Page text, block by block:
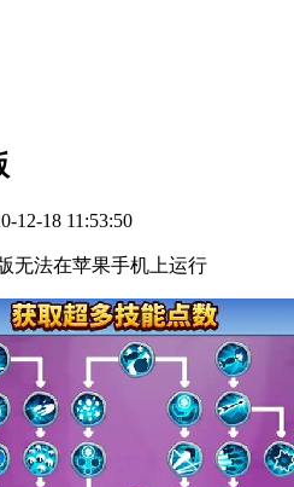
12-18 11:53:50
无法在苹果手机上运行